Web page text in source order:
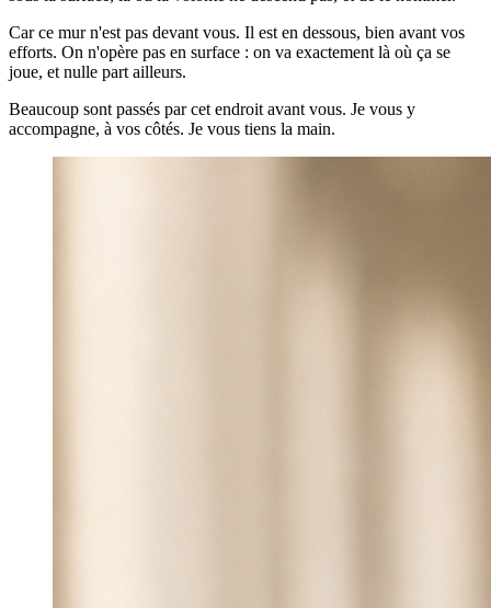
Car ce mur n'est pas devant vous. Il est en dessous, bien avant vos
efforts. On n'opère pas en surface : on va exactement là où ça se
joue, et nulle part ailleurs.
Beaucoup sont passés par cet endroit avant vous. Je vous y
accompagne, à vos côtés. Je vous tiens la main.